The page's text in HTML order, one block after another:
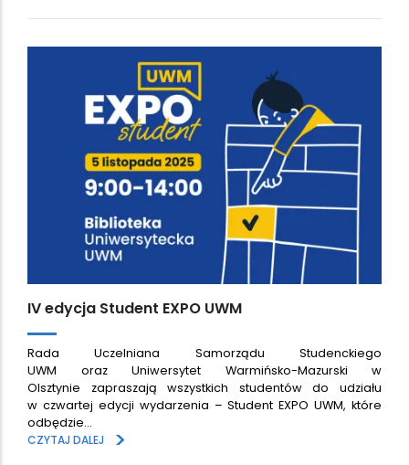
IV edycja Student EXPO UWM
Rada Uczelniana Samorządu Studenckiego
UWM oraz Uniwersytet Warmińsko-Mazurski w
Olsztynie zapraszają wszystkich studentów do udziału
w czwartej edycji wydarzenia – Student EXPO UWM, które
odbędzie…
CZYTAJ DALEJ
>